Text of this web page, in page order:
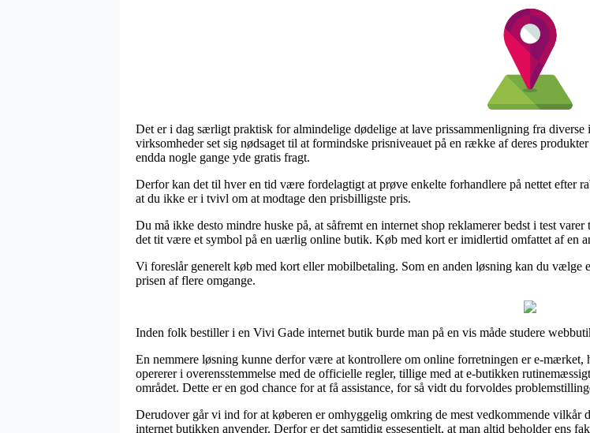
Det er i dag særligt praktisk for almindelige dødelige at lave prissammenligning fra
virksomheder set sig nødsaget til at formindske prisniveauet på en række af deres
endda nogle gange yde gratis fragt.
Derfor kan det til hver en tid være fordelagtigt at prøve enkelte forhandlere på nettet efter
at du ikke er i tvivl om at modtage den prisbilligste pris.
Du må ikke desto mindre huske på, at såfremt en internet shop reklamerer bedst i test
det tit være et symbol på en uærlig online butik. Køb med kort er imidlertid omfattet af en
Vi foreslår generelt køb med kort eller mobilbetaling. Som en anden løsning kan du
prisen af flere omgange.
Inden folk bestiller i en Vivi Gade internet butik burde man på en vis måde studere
En nemmere løsning kunne derfor være at kontrollere om online forretningen er e-
opererer i overensstemmelse med de officielle regler, tillige med at e-butikken
området. Dette er en god chance for at få assistance, for så vidt du forvoldes
Derudover går vi ind for at køberen er omhyggelig omkring de mest vedkommende vilkår
internet butikken anvender. Derfor er det samtidig essesentielt, at man altid beholder ens